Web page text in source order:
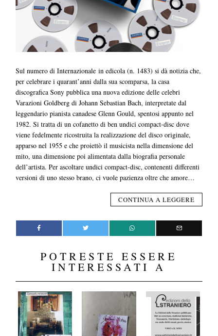
Sul numero di Internazionale in edicola (n. 1483) si dà notizia che,
per celebrare i quarant’anni dalla sua scomparsa, la casa
discografica Sony pubblica una nuova edizione delle celebri
Varazioni Goldberg di Johann Sebastian Bach, interpretate dal
leggendario pianista canadese Glenn Gould, spentosi appunto nel
1982. Si tratta di un cofanetto di ben undici compact-disc dove
viene fedelmente ricostruita la realizzazione del disco originale,
apparso nel 1955 e che proiettò il musicista nella dimensione del
mito, una dimensione poi alimentata dalla biografia personale
dell’artista. Per ascoltare undici compact-disc, contenenti differenti
versioni di uno stesso brano, ci vuole pazienza oltre che amore…
CONTINUA A LEGGERE
POTRESTE ESSERE
INTERESSATI A